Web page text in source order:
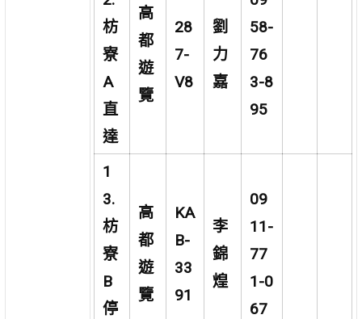
枋
寮
A
直
達
高
都
遊
覽
28
7-
V8
劉
力
嘉
58-
76
3-8
95
1
3.
枋
寮
B
停
高
都
遊
覽
KA
B-
33
91
李
錦
煌
09
11-
77
1-0
67